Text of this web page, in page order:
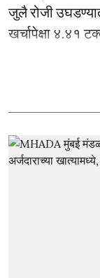
जुलै रोजी
खर्चापेक्षा ४.४१